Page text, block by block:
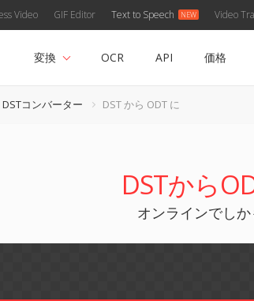
Video GIF Editor Text to Speech Video
変換 OCR API 価格
DSTコンバーター DST から ODT に
DSTから
オンラインでし